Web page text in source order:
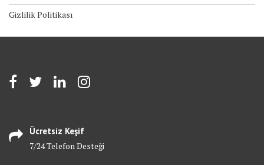
Gizlilik Politikası
Ücretsiz Keşif
7/24 Telefon Desteği